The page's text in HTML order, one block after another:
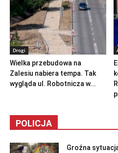
Drogi
Wielka przebudowa na
Zalesiu nabiera tempa. Tak
wygląda ul. Robotnicza w...
POLICJA
Groźna